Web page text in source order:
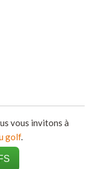
vous invitons à
golf.